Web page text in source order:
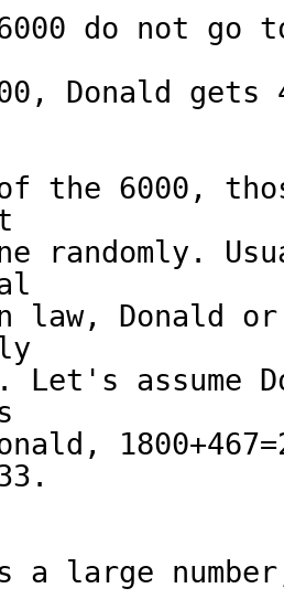
do not go
Donald gets
the 6000,
randomly.
law, Donald
Let's assume
a large